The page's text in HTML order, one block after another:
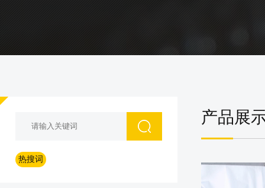
热搜词
产品展